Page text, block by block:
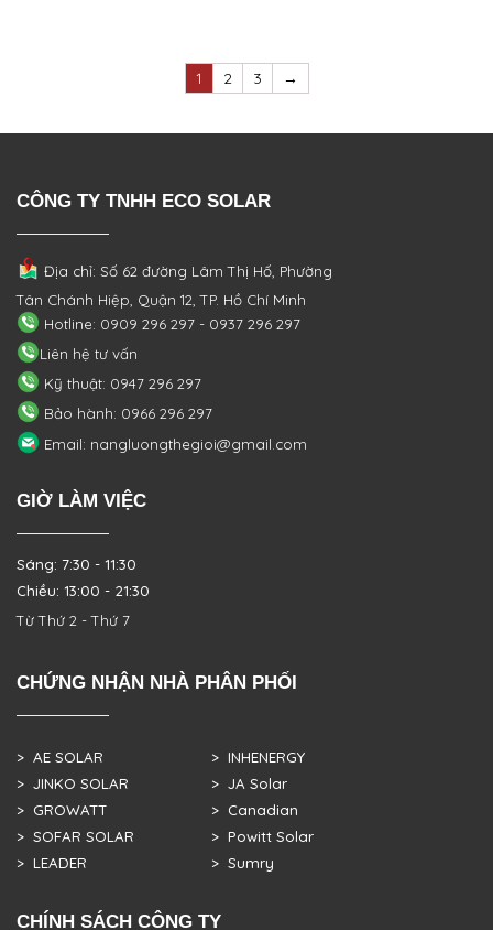
1 2 3 →
CÔNG TY TNHH ECO SOLAR
Địa chỉ: Số 62 đường Lâm Thị Hố, Phường
Tân Chánh Hiệp, Quận 12, TP. Hồ Chí Minh
Hotline: 0909 296 297 - 0937 296 297
Liên hệ tư vấn
Kỹ thuật: 0947 296 297
Bảo hành: 0966 296 297
Email: nangluongthegioi@gmail.com
GIỜ LÀM VIỆC
Sáng: 7:30 - 11:30
Chiều: 13:00 - 21:30
Từ Thứ 2 - Thứ 7
CHỨNG NHẬN NHÀ PHÂN PHỐI
> AE SOLAR
> JINKO SOLAR
> GROWATT
> SOFAR SOLAR
> LEADER
> INHENERGY
> JA Solar
> Canadian
> Powitt Solar
> Sumry
CHÍNH SÁCH CÔNG TY